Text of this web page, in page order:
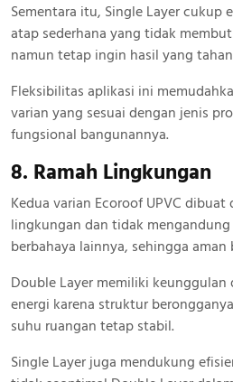
Sementara itu, Single Layer cukup
atap sederhana yang tidak
namun tetap ingin hasil yang
Fleksibilitas aplikasi ini
varian yang sesuai dengan jenis
fungsional bangunannya.
8. Ramah Lingkungan
Kedua varian Ecoroof UPVC
lingkungan dan tidak
berbahaya lainnya, sehingga
Double Layer memiliki keunggulan
energi karena struktur
suhu ruangan tetap stabil.
Single Layer juga mendukung